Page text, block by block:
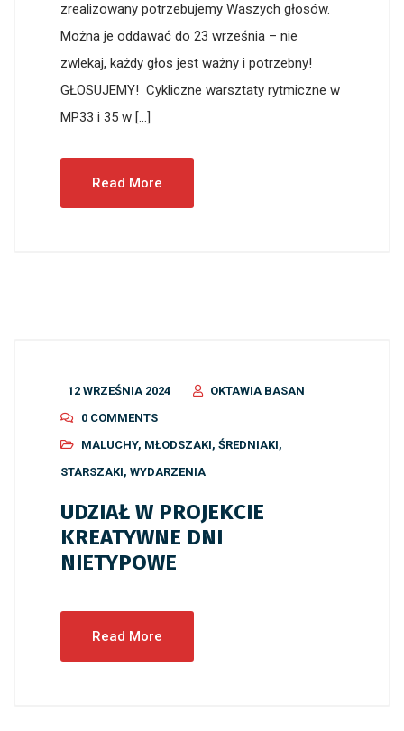
zrealizowany potrzebujemy Waszych głosów.
Można je oddawać do 23 września – nie
zwlekaj, każdy głos jest ważny i potrzebny!
GŁOSUJEMY! Cykliczne warsztaty rytmiczne w
MP33 i 35 w […]
Read More
12 WRZEŚNIA 2024
OKTAWIA BASAN
0 COMMENTS
MALUCHY, MŁODSZAKI, ŚREDNIAKI,
STARSZAKI, WYDARZENIA
UDZIAŁ W PROJEKCIE
KREATYWNE DNI
NIETYPOWE
Read More